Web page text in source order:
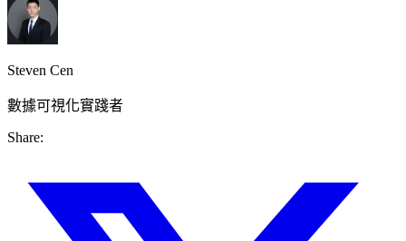
Steven Cen
數據可視化實踐者
Share: